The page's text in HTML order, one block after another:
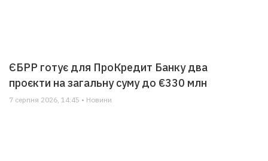
ЄБРР готує для ПроКредит Банку два
проєкти на загальну суму до €330 млн
7 серпня 2026, 14:45 • Новини